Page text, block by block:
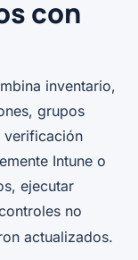
con
inventario,
grupos
verificación
Intune o
ejecutar
no
actualizados.